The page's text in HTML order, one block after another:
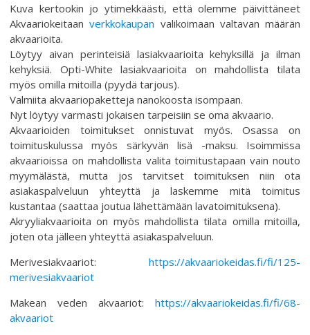
Kuva kertookin jo ytimekkäästi, että olemme päivittäneet
Akvaariokeitaanverkkokaupan valikoimaan valtavan määrän
akvaarioita.
Löytyy aivan perinteisiä lasiakvaarioita kehyksillä ja ilman
kehyksiä. Opti-White lasiakvaarioita on mahdollista tilata
myös omilla mitoilla (pyydä tarjous).
Valmiita akvaariopaketteja nanokoosta isompaan.
Nyt löytyy varmasti jokaisen tarpeisiin se oma akvaario.
Akvaarioiden toimitukset onnistuvat myös. Osassa on
toimituskulussa myös särkyvän lisä -maksu. Isoimmissa
akvaarioissa on mahdollista valita toimitustapaan vain nouto
myymälästä, mutta jos tarvitset toimituksen niin ota
asiakaspalveluun yhteyttä ja laskemme mitä toimitus
kustantaa (saattaa joutua lähettämään lavatoimituksena).
Akryyliakvaarioita on myös mahdollista tilata omilla mitoilla,
joten ota jälleen yhteyttä asiakaspalveluun.
Merivesiakvaariot: https://akvaariokeidas.fi/fi/125-
merivesiakvaariot
Makean veden akvaariot: https://akvaariokeidas.fi/fi/68-
akvaariot